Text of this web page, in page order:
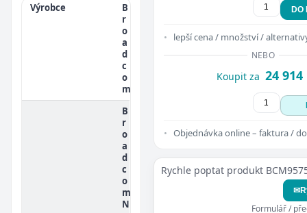
Výrobce
B
r
o
a
d
c
o
m
B
r
o
a
d
c
o
m
N
DO
lepší cena / množství /
NEBO
Koupit za 24 914
Objednávka online – faktura /
Rychle poptat produkt
✉
Formulář /